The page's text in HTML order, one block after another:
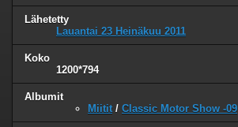
Lähetetty
Lauantai 23 Heinäkuu 2011
Koko
1200*794
Albumit
Miitit / Classic Motor Show -09